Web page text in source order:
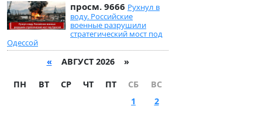
просм. 9666 Рухнул в
воду. Российские
военные разрушили
стратегический мост под
Одессой
« АВГУСТ 2026 »
ПН ВТ СР ЧТ ПТ СБ
ВС
1
2